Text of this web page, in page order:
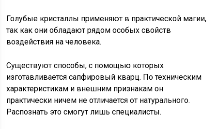
Голубые кристаллы применяют в практической магии,
так как они обладают рядом особых свойств
воздействия на человека.
Существуют способы, с помощью которых
изготавливается сапфировый кварц. По техническим
характеристикам и внешним признакам он
практически ничем не отличается от натурального.
Распознать это смогут лишь специалисты.